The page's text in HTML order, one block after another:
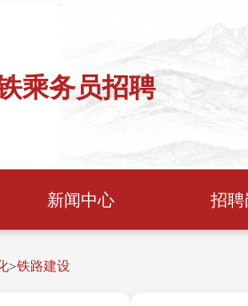
乘务员招聘
新闻中心 招
>铁路建设